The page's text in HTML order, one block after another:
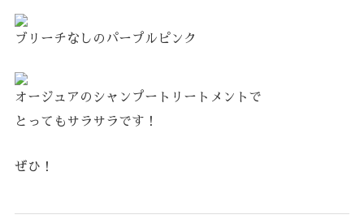
ブリーチなしのパープルピンク
オージュアのシャンプートリートメントで
とってもサラサラです！
ぜひ！